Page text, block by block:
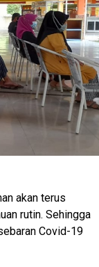
akan terus
rutin. Sehingga
Covid-19